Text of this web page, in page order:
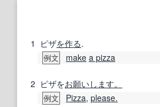
1 ピザを作る.
例文 make a pizza
2 ピザをお願いします。
例文 Pizza, please.